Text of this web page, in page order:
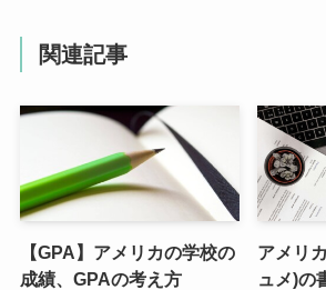
関連記事
【GPA】アメリカの学校の
成績、GPAの考え方
アメリ
ュメ)の